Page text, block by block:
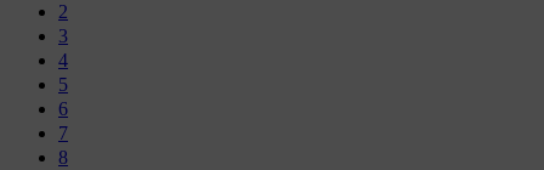
2
3
4
5
6
7
8